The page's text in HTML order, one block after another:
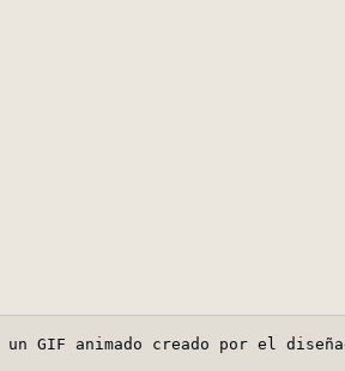
un GIF animado creado por el